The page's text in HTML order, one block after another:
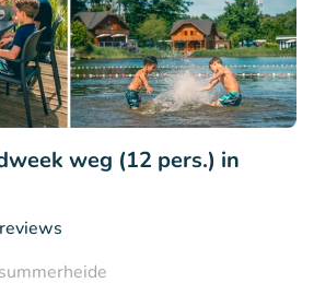
weg (12 pers.) in